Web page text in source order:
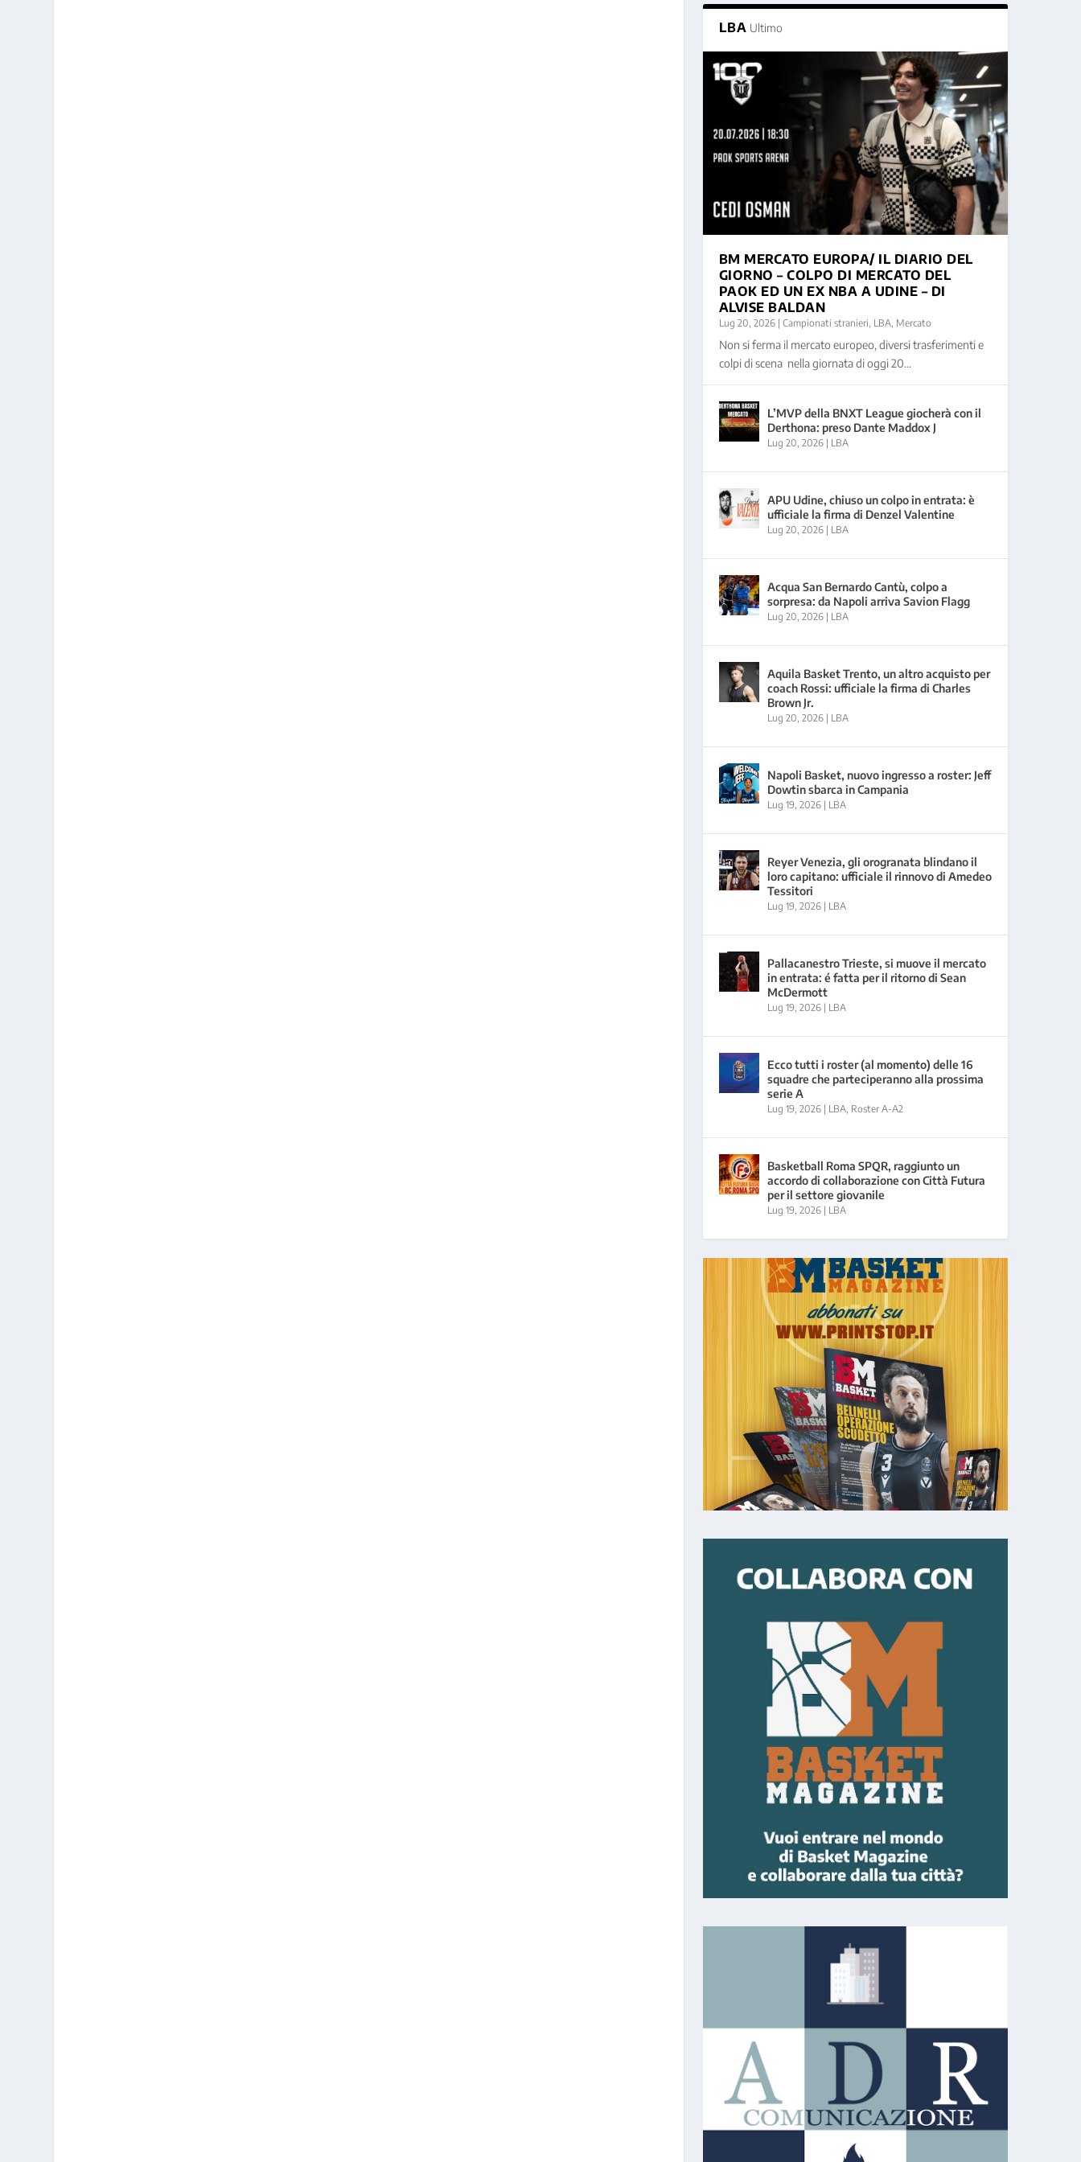
LBA Ultimo
BM MERCATO EUROPA/ IL DIARIO DEL
GIORNO – COLPO DI MERCATO DEL
PAOK ED UN EX NBA A UDINE – DI
ALVISE BALDAN
Lug 20, 2026| Campionati stranieri LBA, Mercato
Non si ferma il mercato europeo, diversi trasferimenti e
colpi di scena nella giornata di oggi 20...
L’MVP della BNXT League giocherà con il
Derthona: preso Dante Maddox J
Lug 20, 2026| LBA
APU Udine, chiuso un colpo in entrata: è
ufficiale la firma di Denzel Valentine
Lug 20, 2026| LBA
Acqua San Bernardo Cantù, colpo a
sorpresa: da Napoli arriva Savion Flagg
Lug 20, 2026| LBA
Aquila Basket Trento, un altro acquisto per
coach Rossi: ufficiale la firma di Charles
Brown Jr.
Lug 20, 2026| LBA
Napoli Basket, nuovo ingresso a roster: Jeff
Dowtin sbarca in Campania
Lug 19, 2026| LBA
Reyer Venezia, gli orogranata blindano il
loro capitano: ufficiale il rinnovo di Amedeo
Tessitori
Lug 19, 2026| LBA
Pallacanestro Trieste, si muove il mercato
in entrata: é fatta per il ritorno di Sean
McDermott
Lug 19, 2026| LBA
Ecco tutti i roster (al momento) delle 16
squadre che parteciperanno alla prossima
serie A
Lug 19, 2026| LBA, Roster A-A2
Basketball Roma SPQR, raggiunto un
accordo di collaborazione con Città Futura
per il settore giovanile
Lug 19, 2026| LBA